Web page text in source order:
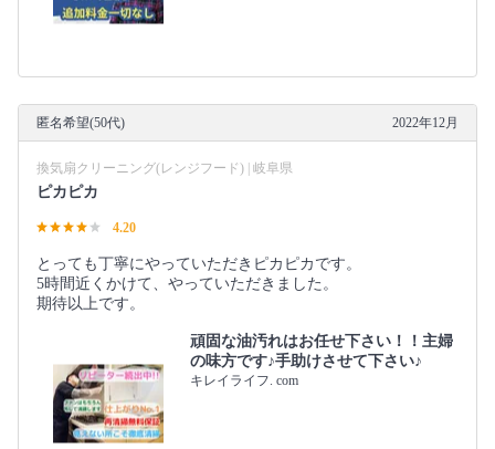
匿名希望(50代) 2022年12月
換気扇クリーニング(レンジフード) | 岐阜県
ピカピカ
4.20
とっても丁寧にやっていただきピカピカです。
5時間近くかけて、やっていただきました。
期待以上です。
頑固な油汚れはお任せ下さい！！主婦
の味方です♪手助けさせて下さい♪
キレイライフ. com